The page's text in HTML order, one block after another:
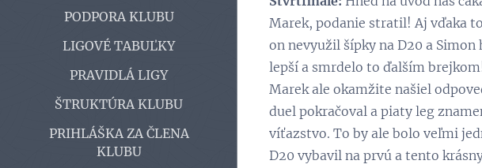
PODPORA KLUBU
LIGOVÉ TABUĽKY
PRAVIDLÁ LIGY
ŠTRUKTÚRA KLUBU
PRIHLÁŠKA ZA ČLENA
KLUBU
Marek, podanie stratil! Aj vďaka
on nevyužil šípky na D20 a
lepší a smrdelo to ďalším
Marek ale okamžite našiel
duel pokračoval a piaty leg
víťazstvo. To by ale bolo veľmi
D20 vybavil na prvú a tento